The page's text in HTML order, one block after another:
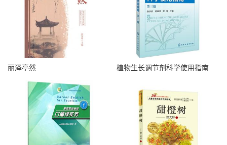
丽泽亭然 植物生长调节剂科学使用指南